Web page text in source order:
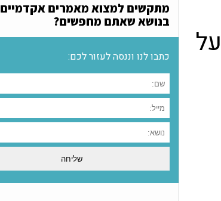
מתקשים למצוא מאמרים אקדמיים
בנושא שאתם מחפשים?
כתבו לנו וננסה לעזור לכם: